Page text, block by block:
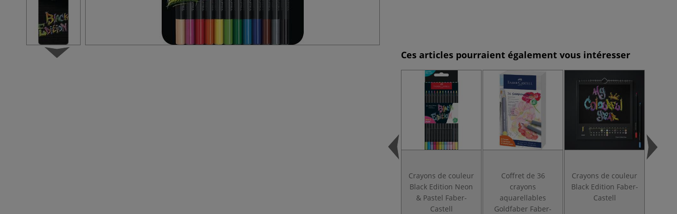
Ces articles pourraient également vous intéresser
Crayons de couleur
Black Edition Neon
& Pastel Faber-
Castell
Coffret de 36
crayons
aquarellables
Goldfaber Faber-
Crayons de couleur
Black Edition Faber-
Castell